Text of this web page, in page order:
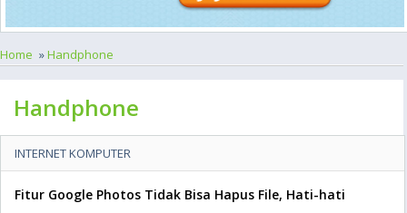
Home »Handphone
Handphone
INTERNET KOMPUTER
Fitur Google Photos Tidak Bisa Hapus File, Hati-hati